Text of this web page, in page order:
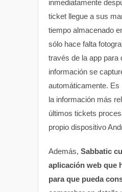
inmediatamente
ticket llegue a sus
tiempo almacenado
sólo hace falta
través de la app para
información se
automáticamente. Es
la información más
últimos tickets
propio dispositivo
Además, Sabbatic
aplicación web que
para que pueda